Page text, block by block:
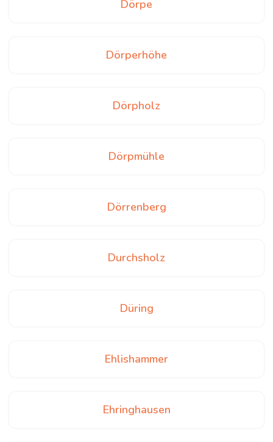
Dörpe
Dörperhöhe
Dörpholz
Dörpmühle
Dörrenberg
Durchsholz
Düring
Ehlishammer
Ehringhausen